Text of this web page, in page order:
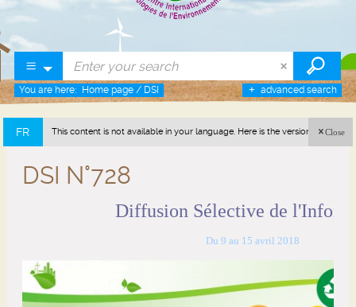
advanced search
You are here: Home page / DSI
FR This content is not available in your language. Here is the version in french
Close
DSI N°728